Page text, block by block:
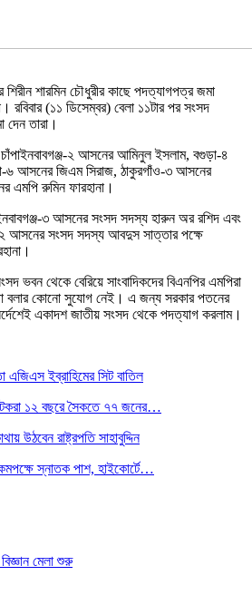
শিরীন শারমিন চৌধুরীর কাছে পদত্যাগপত্র জমা
রবিবার (১১ ডিসেম্বর) বেলা ১১টার পর সংসদ
দেন তারা।
২ আসনের আমিনুল ইসলাম, বগুড়া-৪
৬ আসনের জিএম সিরাজ, ঠাকুরগাঁও-৩ আসনের
এমপি রুমিন ফারহানা।
৩ আসনের সংসদ সদস্য হারুন অর রশিদ এবং
২ আসনের সংসদ সদস্য আবদুস সাত্তার পক্ষে
ভবন থেকে বেরিয়ে সাংবাদিকদের বিএনপির এমপিরা
বলার কোনো সুযোগ নেই। এ জন্য সরকার পতনের
একাদশ জাতীয় সংসদ থেকে পদত্যাগ করলাম।
এজিএস ইব্রাহিমের সিট বাতিল
১২ বছরে সৈকতে ৭৭ জনের…
উঠবেন রাষ্ট্রপতি সাহাবুদ্দিন
স্নাতক পাশ, হাইকোর্টে…
মেলা শুরু